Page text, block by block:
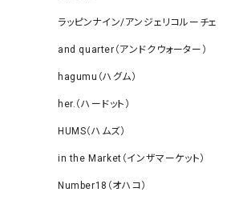
ラッピンナイン/アンジェリコルーチェ
and quarter（アンドクウォーター）
hagumu（ハグム）
her.（ハードット）
HUMS（ハムズ）
in the Market（インザマーケット）
Number18（オハコ）